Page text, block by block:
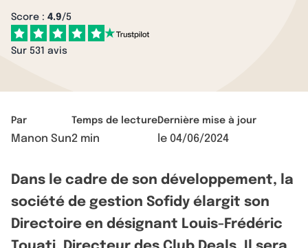
Score : 4.9/5
Sur 531 avis
Par
Manon Sun
Temps de lecture
2 min
Dernière mise à jour
le 04/06/2024
Dans le cadre de son développement, la
société de gestion Sofidy élargit son
Directoire en désignant Louis-Frédéric